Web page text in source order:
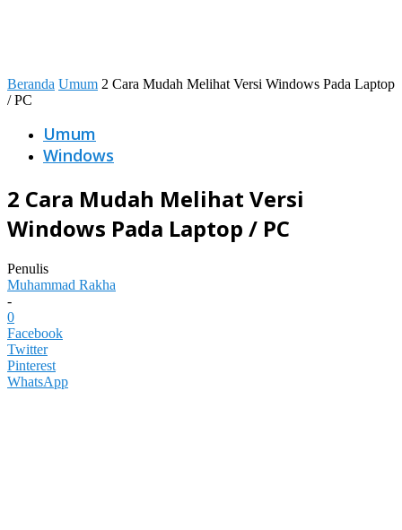
Beranda Umum 2 Cara Mudah Melihat Versi Windows Pada Laptop
/ PC
Umum
Windows
2 Cara Mudah Melihat Versi
Windows Pada Laptop / PC
Penulis
Muhammad Rakha
-
0
Facebook
Twitter
Pinterest
WhatsApp